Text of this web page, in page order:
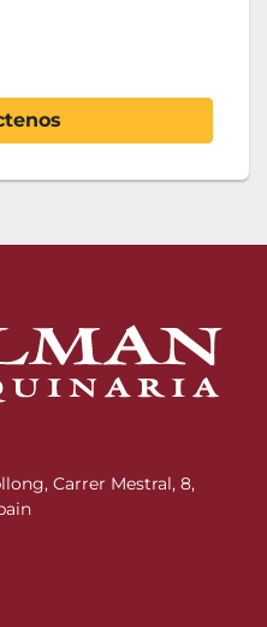
Carrer Mestral, 8,